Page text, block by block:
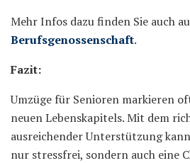
Mehr Infos dazu finden Sie auch
Berufsgenossenschaft.
Fazit:
Umzüge für Senioren markieren
neuen Lebenskapitels. Mit dem
ausreichender Unterstützung
nur stressfrei, sondern auch eine